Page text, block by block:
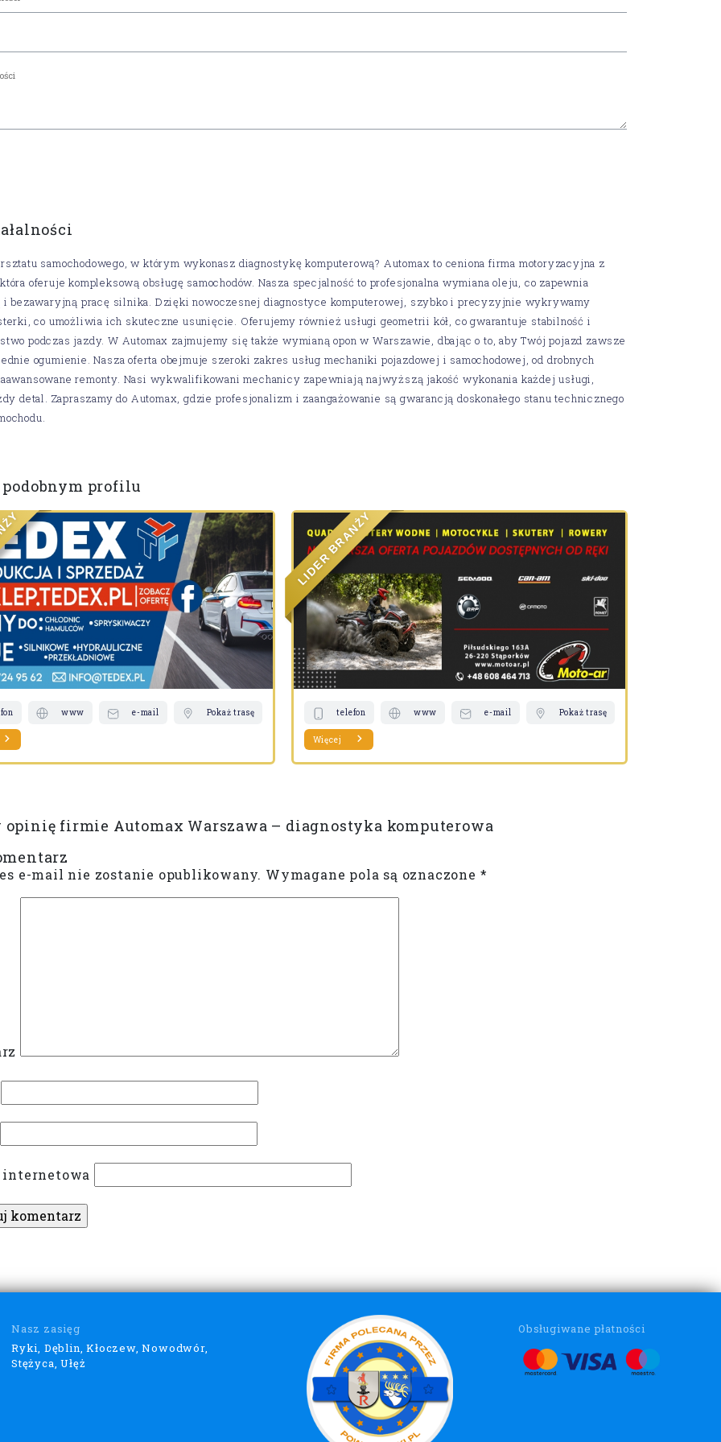
samochodowego, w którym wykonasz diagnostykę komputerową? Automax to ceniona firma motoryzacyjna z
oferuje kompleksową obsługę samochodów. Nasza specjalność to profesjonalna wymiana oleju, co zapewnia
i bezawaryjną pracę silnika. Dzięki nowoczesnej diagnostyce komputerowej, szybko i precyzyjnie wykrywamy
co umożliwia ich skuteczne usunięcie. Oferujemy również usługi geometrii kół, co gwarantuje stabilność i
podczas jazdy. W Automax zajmujemy się także wymianą opon w Warszawie, dbając o to, aby Twój pojazd zawsze
ogumienie. Nasza oferta obejmuje szeroki zakres usług mechaniki pojazdowej i samochodowej, od drobnych
remonty. Nasi wykwalifikowani mechanicy zapewniają najwyższą jakość wykonania każdej usługi,
detal. Zapraszamy do Automax, gdzie profesjonalizm i zaangażowanie są gwarancją doskonałego stanu technicznego
profilu
Ż
Y
www e-mail Pokaż trasę
LI
DER
B
RANŻ
Y
telefon www e-mail Pokaż trasę
Więcej
opinię firmie Automax Warszawa – diagnostyka komputerowa
e-mail nie zostanie opublikowany. Wymagane pola są oznaczone *
Nasz zasięg
Ryki, Dęblin, Kłoczew, Nowodwór,
Stężyca, Ułęż
Obsługiwane płatności